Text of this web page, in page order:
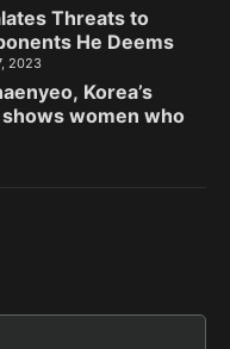
Threats to
He Deems
2023
Korea’s
shows women who